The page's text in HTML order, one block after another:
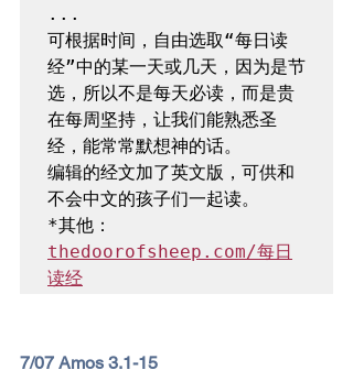
...
可根据时间，自由选取“每日读
经”中的某一天或几天，因为是节
选，所以不是每天必读，而是贵
在每周坚持，让我们能熟悉圣
经，能常常默想神的话。
编辑的经文加了英文版，可供和
*其他：
thedoorofsheep.com/每日
读经
7/07 Amos 3.1-15